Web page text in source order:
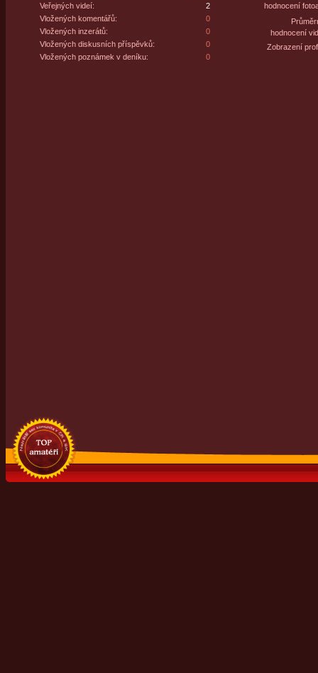
Veřejných videí:
2
Vložených komentářů:
0
Vložených inzerátů:
0
Vložených diskusních příspěvků:
0
Vložených poznámek v deníku:
0
hodnocení
hodnocení
Zobrazení